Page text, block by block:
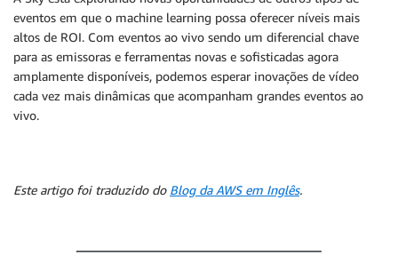
eventos em que o machine learning possa oferecer níveis mais
altos de ROI. Com eventos ao vivo sendo um diferencial chave
para as emissoras e ferramentas novas e sofisticadas agora
amplamente disponíveis, podemos esperar inovações de vídeo
cada vez mais dinâmicas que acompanham grandes eventos ao
vivo.
Este artigo foi traduzido do Blog da AWS em Inglês.